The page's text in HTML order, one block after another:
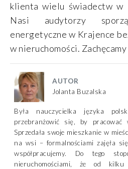
klienta wielu świadectw
Nasi audytorzy
energetyczne w Krajence
w nieruchomości.
AUTOR
Jolanta Buzalska
Była nauczycielka języka
przebranżowić się, by pracować
Sprzedała swoje mieszkanie w
na wsi – formalnościami zajęła
współpracujemy. Do tego
nieruchomościami, że od